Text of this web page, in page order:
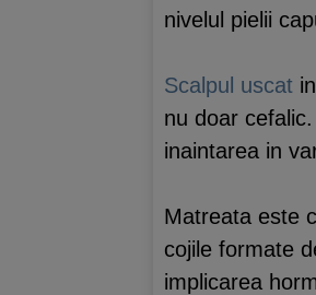
nivelul pielii
Scalpul uscat
nu doar
inaintarea in
Matreata este
cojile formate
implicarea